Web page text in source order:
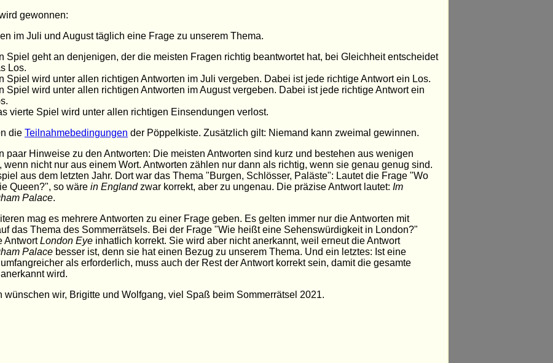
gewonnen:
im Juli und August täglich eine Frage zu unserem Thema.
Spiel geht an denjenigen, der die meisten Fragen richtig beantwortet hat, bei Gleichheit entscheidet
Los.
Spiel wird unter allen richtigen Antworten im Juli vergeben. Dabei ist jede richtige Antwort ein Los.
Spiel wird unter allen richtigen Antworten im August vergeben. Dabei ist jede richtige Antwort ein
vierte Spiel wird unter allen richtigen Einsendungen verlost.
die Teilnahmebedingungen der Pöppelkiste. Zusätzlich gilt: Niemand kann zweimal gewinnen.
paar Hinweise zu den Antworten: Die meisten Antworten sind kurz und bestehen aus wenigen
wenn nicht nur aus einem Wort. Antworten zählen nur dann als richtig, wenn sie genau genug sind.
aus dem letzten Jahr. Dort war das Thema "Burgen, Schlösser, Paläste": Lautet die Frage "Wo
Queen?", so wäre in Englandzwar korrekt, aber zu ungenau. Die präzise Antwort lautet: Im
Palace.
mag es mehrere Antworten zu einer Frage geben. Es gelten immer nur die Antworten mit
das Thema des Sommerrätsels. Bei der Frage "Wie heißt eine Sehenswürdigkeit in London?"
AntwortLondon Eye inhatlich korrekt. Sie wird aber nicht anerkannt, weil erneut die Antwort
Palace besser ist, denn sie hat einen Bezug zu unserem Thema. Und ein letztes: Ist eine
als erforderlich, muss auch der Rest der Antwort korrekt sein, damit die gesamte
wird.
wünschen wir, Brigitte und Wolfgang, viel Spaß beim Sommerrätsel 2021.